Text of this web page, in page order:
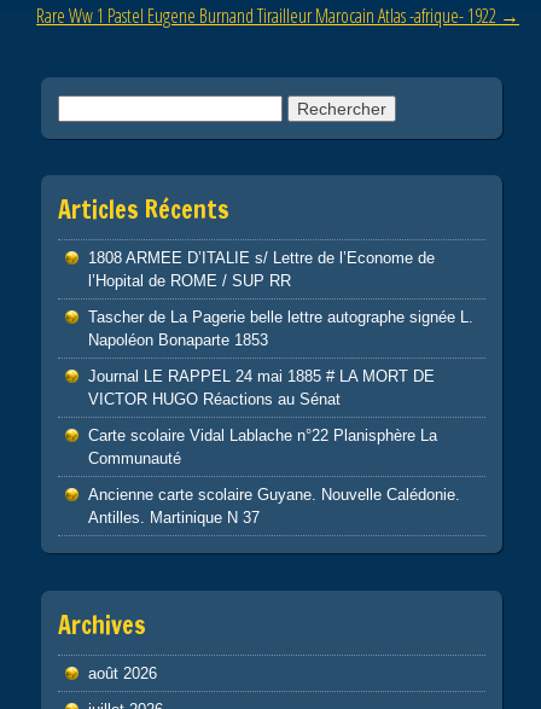
k
Rare Ww 1 Pastel Eugene Burnand Tirailleur Marocain Atlas -afrique- 1922 →
Articles Récents
1808 ARMEE D’ITALIE s/ Lettre de l’Econome de
l’Hopital de ROME / SUP RR
Tascher de La Pagerie belle lettre autographe signée L.
Napoléon Bonaparte 1853
Journal LE RAPPEL 24 mai 1885 # LA MORT DE
VICTOR HUGO Réactions au Sénat
Carte scolaire Vidal Lablache n°22 Planisphère La
Communauté
Ancienne carte scolaire Guyane. Nouvelle Calédonie.
Antilles. Martinique N 37
Archives
août 2026